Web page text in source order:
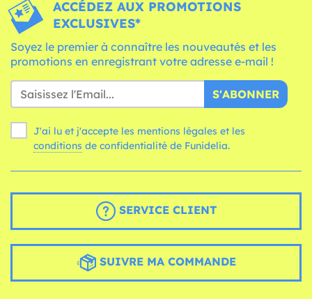
ACCÉDEZ AUX PROMOTIONS
EXCLUSIVES*
Soyez le premier à connaître les nouveautés et les
promotions en enregistrant votre adresse e-mail !
S'ABONNER
J'ai lu et j'accepte les mentions légales et les
conditions de confidentialité de Funidelia.
SERVICE CLIENT
SUIVRE MA COMMANDE